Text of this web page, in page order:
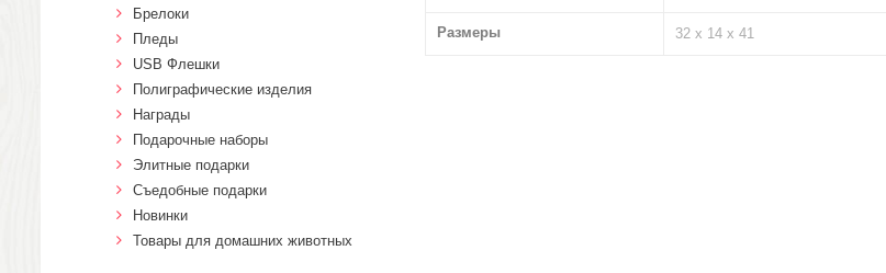
Размеры 32 х 14 х 41
Брелоки
Пледы
USB Флешки
Полиграфические изделия
Награды
Подарочные наборы
Элитные подарки
Cъедобные подарки
Новинки
Товары для домашних животных